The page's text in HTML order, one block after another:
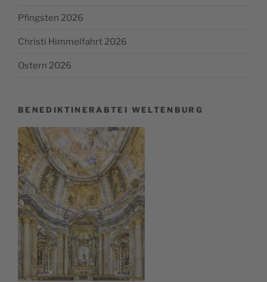
Pfingsten 2026
Christi Himmelfahrt 2026
Ostern 2026
BENEDIKTINERABTEI WELTENBURG